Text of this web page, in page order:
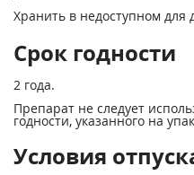
Хранить в недоступном для
Срок годности
2 года.
Препарат не следует
годности, указанного на
Условия